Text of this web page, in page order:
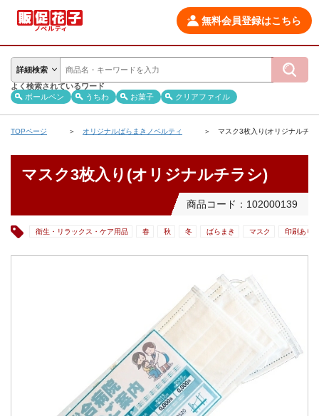
無料会員登録はこちら
詳細検索
よく検索されているワード
ボールペン
うちわ お菓子 クリアファイル
TOPページ オリジナルばらまきノベルティ マスク3枚入り(オリジナルチラ
マスク3枚入り(オリジナルチラシ)
商品コード：102000139
衛生・リラックス・ケア用品 春 秋 冬 ばらまき マスク 印刷あり